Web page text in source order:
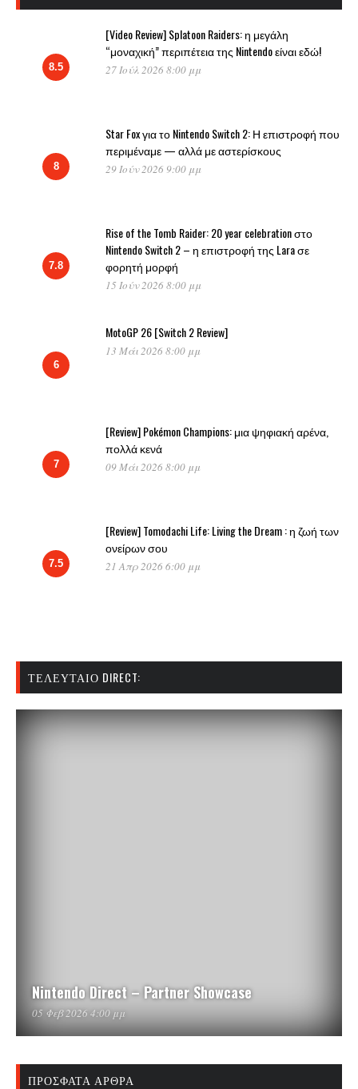
8.5
[Video Review] Splatoon Raiders: η μεγάλη
“μοναχική” περιπέτεια της Nintendo είναι εδώ!
27 Ιούλ 2026 8:00 μμ
8
Star Fox για το Nintendo Switch 2: Η επιστροφή που
περιμέναμε — αλλά με αστερίσκους
29 Ιούν 2026 9:00 μμ
7.8
Rise of the Tomb Raider: 20 year celebration στο
Nintendo Switch 2 – η επιστροφή της Lara σε
φορητή μορφή
15 Ιούν 2026 8:00 μμ
6
MotoGP 26 [Switch 2 Review]
13 Μάι 2026 8:00 μμ
7
[Review] Pokémon Champions: μια ψηφιακή αρένα,
πολλά κενά
09 Μάι 2026 8:00 μμ
7.5
[Review] Tomodachi Life: Living the Dream : η ζωή των
ονείρων σου
21 Απρ 2026 6:00 μμ
ΤΕΛΕΥΤΑΊΟ DIRECT:
Nintendo Direct – Partner Showcase
05 Φεβ 2026 4:00 μμ
ΠΡΌΣΦΑΤΑ ΆΡΘΡΑ